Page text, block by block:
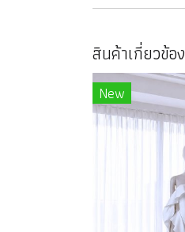
สินค้าเกี่ยวข้อง
New